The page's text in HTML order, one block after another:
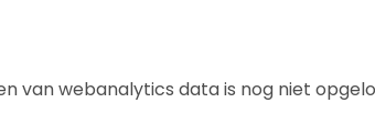
van webanalytics data is nog niet